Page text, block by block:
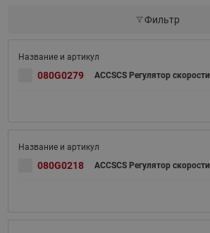
Фильтр
080G0279 ACCSCS Регулятор скорости
080G0218 ACCSCS Регулятор скорости